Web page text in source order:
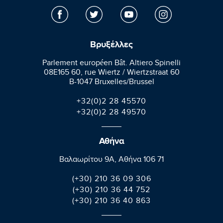
Βρυξέλλες
Parlement européen Bât. Altiero Spinelli
08E165 60, rue Wiertz / Wiertzstraat 60
B-1047 Bruxelles/Brussel
+32(0)2 28 45570
+32(0)2 28 49570
Αθήνα
Βαλαωρίτου 9A, Aθήνα 106 71
(+30) 210 36 09 306
(+30) 210 36 44 752
(+30) 210 36 40 863